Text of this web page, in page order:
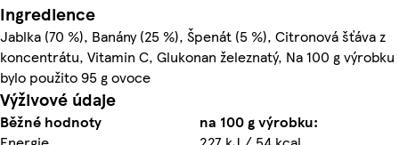
Ingredience
Jablka (70 %), Banány (25 %), Špenát (5 %), Citronová šťáva z
koncentrátu, Vitamin C, Glukonan železnatý, Na 100 g výrobku
bylo použito 95 g ovoce
Výživové údaje
Běžné hodnoty
na 100 g výrobku: